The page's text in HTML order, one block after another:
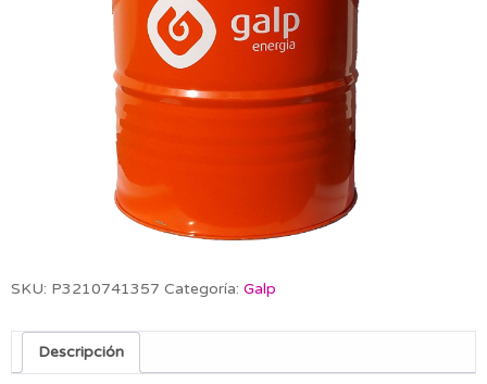
SKU: P3210741357 Categoría: Galp
Descripción